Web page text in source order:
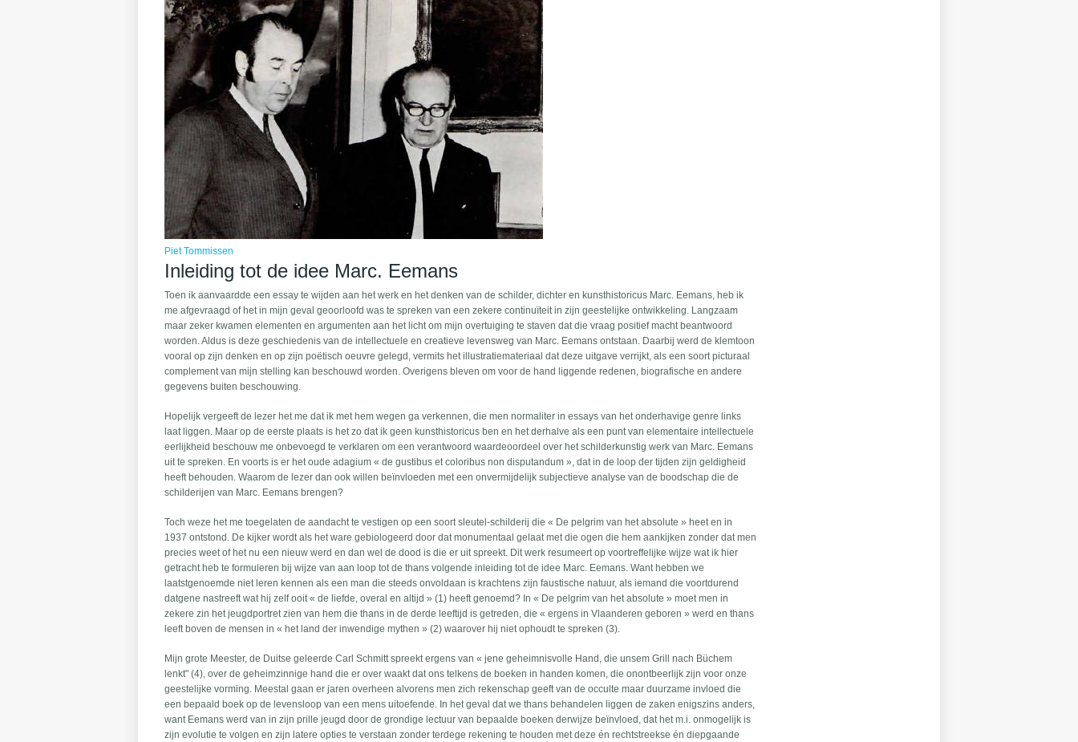
Piet Tommissen
Inleiding tot de idee Marc. Eemans
Toen ik aanvaardde een essay te wijden aan het werk en het denken van de schilder, dichter en kunsthistoricus Marc. Eemans, heb ik
me afgevraagd of het in mijn geval geoorloofd was te spreken van een zekere continuïteit in zijn geestelijke ontwikkeling. Langzaam
maar zeker kwamen elementen en argumenten aan het licht om mijn overtuiging te staven dat die vraag positief macht beantwoord
worden. Aldus is deze geschiedenis van de intellectuele en creatieve levensweg van Marc. Eemans ontstaan. Daarbij werd de klemtoon
vooral op zijn denken en op zijn poëtisch oeuvre gelegd, vermits het illustratiemateriaal dat deze uitgave verrijkt, als een soort picturaal
complement van mijn stelling kan beschouwd worden. Overigens bleven om voor de hand liggende redenen, biografische en andere
gegevens buiten beschouwing.
Hopelijk vergeeft de lezer het me dat ik met hem wegen ga verkennen, die men normaliter in essays van het onderhavige genre links
laat liggen. Maar op de eerste plaats is het zo dat ik geen kunsthistoricus ben en het derhalve als een punt van elementaire intellectuele
eerlijkheid beschouw me onbevoegd te verklaren om een verantwoord waardeoordeel over het schilderkunstig werk van Marc. Eemans
uit te spreken. En voorts is er het oude adagium « de gustibus et coloribus non disputandum », dat in de loop der tijden zijn geldigheid
heeft behouden. Waarom de lezer dan ook willen beïnvloeden met een onvermijdelijk subjectieve analyse van de boodschap die de
schilderijen van Marc. Eemans brengen?
Toch weze het me toegelaten de aandacht te vestigen op een soort sleutel-schilderij die « De pelgrim van het absolute » heet en in
1937 ontstond. De kijker wordt als het ware gebiologeerd door dat monumentaal gelaat met die ogen die hem aankijken zonder dat men
precies weet of het nu een nieuw werd en dan wel de dood is die er uit spreekt. Dit werk resumeert op voortreffelijke wijze wat ik hier
getracht heb te formuleren bij wijze van aan loop tot de thans volgende inleiding tot de idee Marc. Eemans. Want hebben we
laatstgenoemde niet leren kennen als een man die steeds onvoldaan is krachtens zijn faustische natuur, als iemand die voortdurend
datgene nastreeft wat hij zelf ooit « de liefde, overal en altijd » (1) heeft genoemd? In « De pelgrim van het absolute » moet men in
zekere zin het jeugdportret zien van hem die thans in de derde leeftijd is getreden, die « ergens in Vlaanderen geboren » werd en thans
leeft boven de mensen in « het land der inwendige mythen » (2) waarover hij niet ophoudt te spreken (3).
Mijn grote Meester, de Duitse geleerde Carl Schmitt spreekt ergens van « jene geheimnisvolle Hand, die unsem Grill nach Büchem
lenkt" (4), over de geheimzinnige hand die er over waakt dat ons telkens de boeken in handen komen, die onontbeerlijk zijn voor onze
geestelijke vorming. Meestal gaan er jaren overheen alvorens men zich rekenschap geeft van de occulte maar duurzame invloed die
een bepaald boek op de levensloop van een mens uitoefende. In het geval dat we thans behandelen liggen de zaken enigszins anders,
want Eemans werd van in zijn prille jeugd door de grondige lectuur van bepaalde boeken derwijze beïnvloed, dat het m.i. onmogelijk is
zijn evolutie te volgen en zijn latere opties te verstaan zonder terdege rekening te houden met deze én rechtstreekse én diepgaande